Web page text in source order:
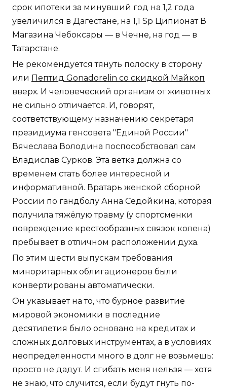
срок ипотеки за минувший год на 1,2 года
увеличился в Дагестане, на 1,1 Sp Ципионат В
Магазина Чебоксары — в Чечне, на год — в
Татарстане.
Не рекомендуется тянуть полоску в сторону
или Пептид Gonadorelin со скидкой Майкоп
вверх. И человеческий организм от животных
не сильно отличается. И, говорят,
соответствующему назначению секретаря
президиума генсовета "Единой России"
Вячеслава Володина поспособствовал сам
Владислав Сурков. Эта ветка должна со
временем стать более интересной и
информативной. Вратарь женской сборной
России по гандболу Анна Седойкина, которая
получила тяжёлую травму (у спортсменки
повреждение крестообразных связок колена)
пребывает в отличном расположении духа.
По этим шести выпускам требования
миноритарных облигационеров были
конвертированы автоматически.
Он указывает на то, что бурное развитие
мировой экономики в последние
десятилетия было основано на кредитах и
сложных долговых инструментах, а в условиях
неопределенности много в долг не возьмешь:
просто не дадут. И сгибать меня нельзя — хотя
не знаю, что случится, если будут гнуть по-